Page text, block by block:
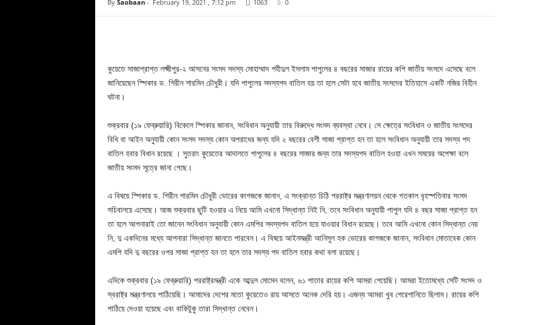
By Saobaan- February 19, 2021 , 7:12 pm 1063 0
কুয়েতে সাজাপ্রাপ্ত লক্ষ্মীপুর-২ আসনের সংসদ সদস্য মোহাম্মাদ শহীদুল ইসলাম পাপুলের ৪ বছরের সাজার রায়ের কপি জাতীয় সংসদে এসেছে বলে
জানিয়েছেন স্পিকার ড. শিরীন শারমিন চৌধুরী। যদি পাপুলের সদস্যপদ বাতিল হয় তা হলে সেটা হবে জাতীয় সংসদের ইতিহাসে একটি নজির বিহীন
ঘটনা।
শুক্রবার (১৯ ফেব্রুয়ারি) বিকেলে স্পিকার জানান, সংবিধান অনুযায়ী তার বিরুদ্ধে সংসদ ব্যবস্থা নেবে। সে ক্ষেত্রে সংবিধান ও জাতীয় সংসদের
বিধি বা আইন অনুযায়ী কোন সংসদ সদস্য কোন অপরাধের জন্য যদি ২ বছরের বেশী সাজা প্রাপ্ত হন তা হলে সংবিধান অনুযায়ী তার সদস্য পদ
বাতিল হবার বিধান রয়েছে । সুতরাং কুয়েতের আদালতে পাপুলের ৪ বছরের সাজার জন্য তার সদস্যপদ বাতিল হওয়া এখন সময়ের অপেক্ষা বলে
জাতীয় সংসদ সূত্রে জানা গেছে।
এ বিষয়ে স্পিকার ড. শিরীন শারমিন চৌধুরী ভোরের কাগজকে জানান, এ সংক্রান্ত চিঠি পররাষ্ট্র মন্ত্রণালয়ন থেকে গতকাল বৃহস্পতিবার সংসদ
সচিবালয়ে এসেছে। আজ শুক্রবার ছুটি হওয়ার এ নিয়ে আমি এখনো সিদ্ধান্ত নিই নি, তবে সংবিধান অনুযায়ী পাপুল যদি ৪ বছর সাজা প্রাপ্ত হন
তা হলে আপনারাই তো জানেন সংবিধান অনুযায়ী কোন এমপির সদস্যপদ বাতিল হয়ে যাওয়ার বিধান রয়েছে। তবে আমি এখনো কোন সিদ্ধান্ত নেয়
নি, দু একদিনের মধ্যে আপনারা সিদ্ধান্ত জানতে পারবেন। এ বিষয়ে আইনমন্ত্রী আনিসুল হক ভোরের কাগজকে জানান, সংবিধান মোতাবেক কোন
এমপি যদি দু বছরের ওপর সাজা প্রাপ্ত হন তা হলে তার সদস্য পদ বাতিল হবার কথা বলা রয়েছে।
এদিকে শুক্রবার (১৯ ফেব্রুয়ারি) পররাষ্ট্রমন্ত্রী একে আব্দুল মোমেন বলেন, ৬১ পাতার রায়ের কপি আমরা পেয়েছি। আমরা ইতোমধ্যে সেটি সংসদ ও
স্বরাষ্ট্র মন্ত্রণালয়ে পাঠিয়েছি। আমাদের দেশের মতো কুয়েতেও রায় আসতে অনেক দেরি হয়। এজন্য আমরা খুব পেরেশানিতে ছিলাম। রায়ের কপি
পাঠিয়ে দেওয়া হয়েছে এবং বাকিটুকু তারা সিদ্ধান্ত নেবেন।